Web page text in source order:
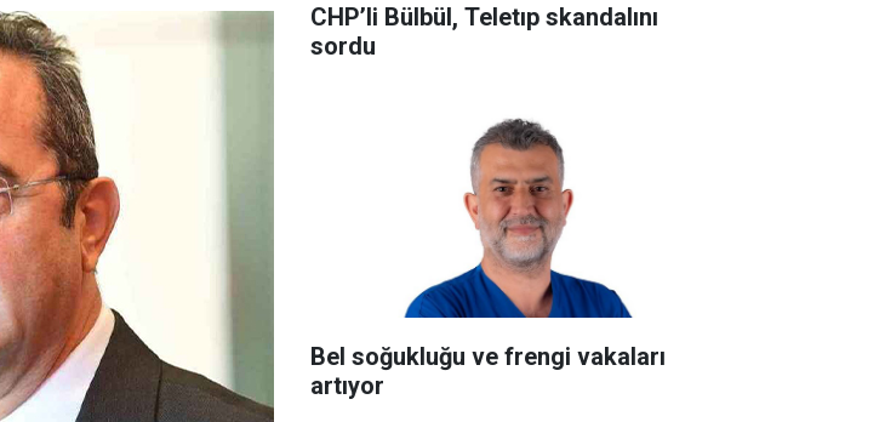
CHP’li Bülbül, Teletıp skandalını
sordu
Bel soğukluğu ve frengi vakaları
artıyor